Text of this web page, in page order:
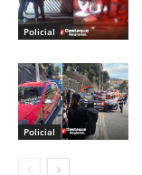
Policial
Policial